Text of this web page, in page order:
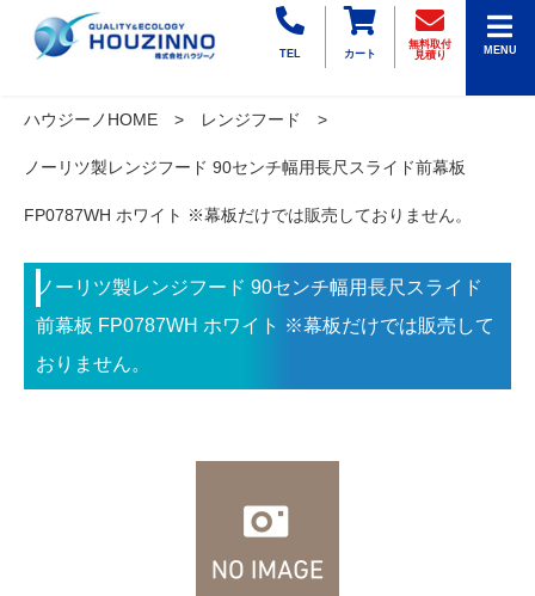
TEL カート
無料取付
見積り
MENU
ハウジーノHOME レンジフード
ノーリツ製レンジフード 90センチ幅用長尺スライド前幕板
FP0787WH ホワイト ※幕板だけでは販売しておりません。
ノーリツ製レンジフード 90センチ幅用長尺スライド
前幕板 FP0787WH ホワイト ※幕板だけでは販売して
おりません。